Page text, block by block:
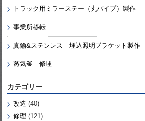
トラック用ミラーステー（丸パイプ）製作
事業所移転
真鍮&ステンレス 埋込照明ブラケット製作
蒸気釜 修理
カテゴリー
改造 (40)
修理 (121)